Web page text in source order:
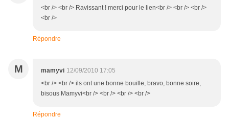
<br /> <br /> Ravissant ! merci pour le lien<br /> <br /> <br />
<br />
Répondre
M mamyvi 12/09/2010 17:05
<br /> <br /> ils ont une bonne bouille, bravo, bonne soire,
bisous Mamyvi<br /> <br /> <br /> <br />
Répondre